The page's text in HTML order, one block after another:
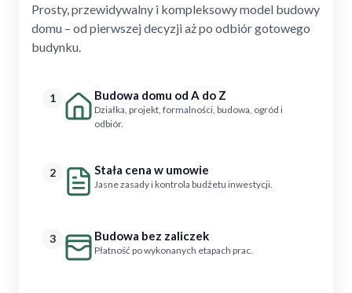
Prosty, przewidywalny i kompleksowy model budowy
domu – od pierwszej decyzji aż po odbiór gotowego
budynku.
1 Budowa domu od A do Z
Działka, projekt, formalności, budowa, ogród i
odbiór.
2 Stała cena w umowie
Jasne zasady i kontrola budżetu inwestycji.
3 Budowa bez zaliczek
Płatność po wykonanych etapach prac.